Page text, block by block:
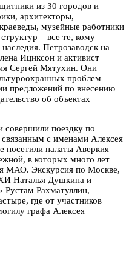
из 30 городов и
архитекторы,
музейные работники
– все те, кому
Петрозаводск на
Ициксон и активист
Сергей Мятухин. Они
проблем
предложений по внесению
об объектах
совершили поездку по
с именами Алексея
посетили палаты Аверкия
в которых много лет
МАО. Экскурсия по Москве,
Наталья Душкина и
Рустам Рахматуллин,
где от участников
графа Алексея